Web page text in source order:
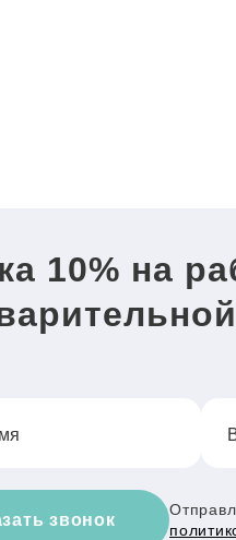
10% на
звонок